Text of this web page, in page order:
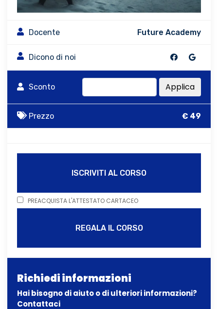
Docente Future Academy
Dicono di noi
Sconto Applica
Prezzo € 49
ISCRIVITI AL CORSO
PREACQUISTA L'ATTESTATO CARTACEO
REGALA IL CORSO
Richiedi informazioni
Hai bisogno di aiuto o di ulteriori informazioni?
Contattaci